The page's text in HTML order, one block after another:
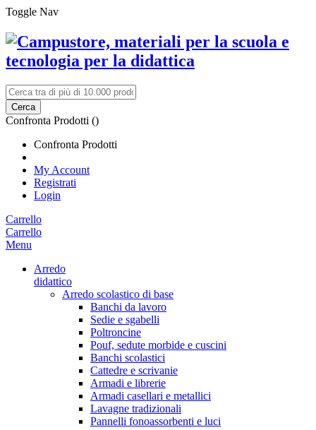
Toggle Nav
Cerca
Confronta Prodotti ()
Confronta Prodotti
My Account
Registrati
Login
Carrello
Carrello
Menu
Arredo
didattico
Arredo scolastico di base
Banchi da lavoro
Sedie e sgabelli
Poltroncine
Pouf, sedute morbide e cuscini
Banchi scolastici
Cattedre e scrivanie
Armadi e librerie
Armadi casellari e metallici
Lavagne tradizionali
Pannelli fonoassorbenti e luci